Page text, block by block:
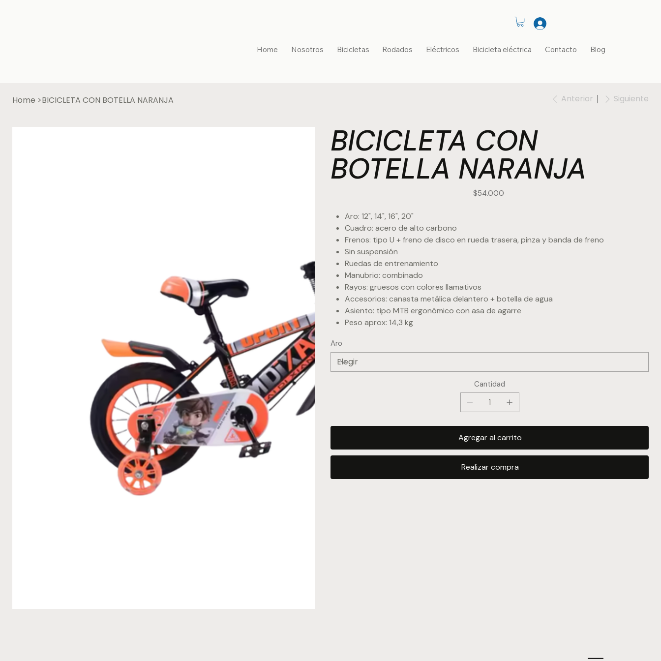
Home Nosotros Bicicletas Rodados Eléctricos Bicicleta eléctrica Contacto Blog
Home >BICICLETA CON BOTELLA NARANJA Anterior Siguiente
BICICLETA CON
BOTELLA NARANJA
Precio
$54.000
Aro: 12", 14", 16", 20"
Cuadro: acero de alto carbono
Frenos: tipo U + freno de disco en rueda trasera, pinza y banda de freno
Sin suspensión
Ruedas de entrenamiento
Manubrio: combinado
Rayos: gruesos con colores llamativos
Accesorios: canasta metálica delantero + botella de agua
Asiento: tipo MTB ergonómico con asa de agarre
Peso aprox: 14,3 kg
Aro
Cantidad
Agregar al carrito
Realizar compra